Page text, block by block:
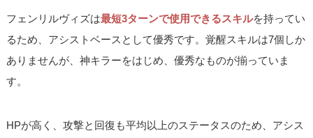
フェンリルヴィズは最短3ターンで使用できるスキルを持ってい
るため、アシストベースとして優秀です。覚醒スキルは7個しか
ありませんが、神キラーをはじめ、優秀なものが揃っていま
す。
HPが高く、攻撃と回復も平均以上のステータスのため、アシス